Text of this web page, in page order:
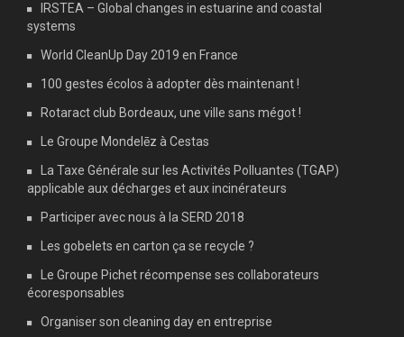
IRSTEA – Global changes in estuarine and coastal
systems
World CleanUp Day 2019 en France
100 gestes écolos à adopter dès maintenant !
Rotaract club Bordeaux, une ville sans mégot !
Le Groupe Mondelēz à Cestas
La Taxe Générale sur les Activités Polluantes (TGAP)
applicable aux décharges et aux incinérateurs
Participer avec nous à la SERD 2018
Les gobelets en carton ça se recycle ?
Le Groupe Pichet récompense ses collaborateurs
écoresponsables
Organiser son cleaning day en entreprise